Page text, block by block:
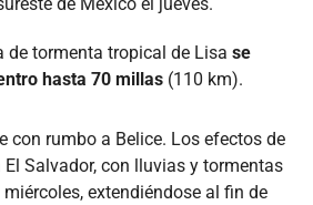
de tormenta tropical de Lisa se
hasta 70 millas (110 km).
con rumbo a Belice. Los efectos de
Salvador, con lluvias y tormentas
extendiéndose al fin de